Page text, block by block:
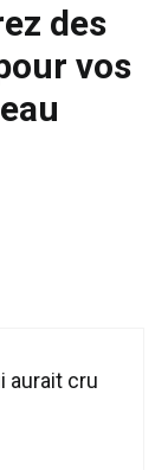
des
vos
aurait cru